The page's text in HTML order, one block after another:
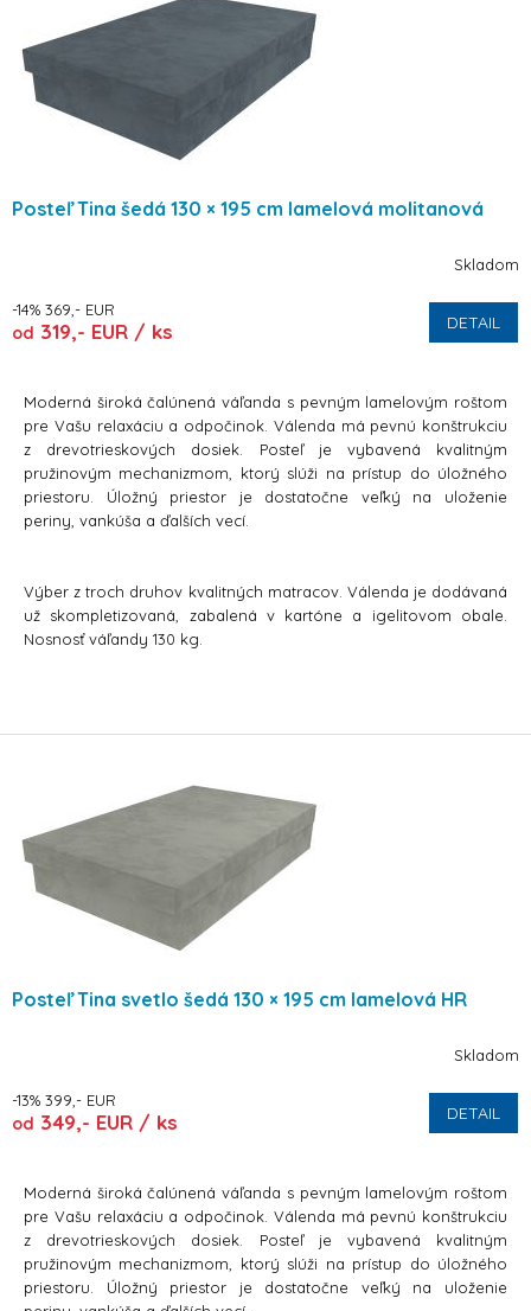
Posteľ Tina šedá 130 × 195 cm lamelová molitanová
Skladom
-14% 369,- EUR
od 319,- EUR / ks DETAIL
Moderná široká čalúnená váľanda s pevným lamelovým roštom
pre Vašu relaxáciu a odpočinok. Válenda má pevnú konštrukciu
z drevotrieskových dosiek. Posteľ je vybavená kvalitným
pružinovým mechanizmom, ktorý slúži na prístup do úložného
priestoru. Úložný priestor je dostatočne veľký na uloženie
periny, vankúša a ďalších vecí.
Výber z troch druhov kvalitných matracov. Válenda je dodávaná
už skompletizovaná, zabalená v kartóne a igelitovom obale.
Nosnosť váľandy 130 kg.
Posteľ Tina svetlo šedá 130 × 195 cm lamelová HR
Skladom
-13% 399,- EUR
od 349,- EUR / ks DETAIL
Moderná široká čalúnená váľanda s pevným lamelovým roštom
pre Vašu relaxáciu a odpočinok. Válenda má pevnú konštrukciu
z drevotrieskových dosiek. Posteľ je vybavená kvalitným
pružinovým mechanizmom, ktorý slúži na prístup do úložného
priestoru. Úložný priestor je dostatočne veľký na uloženie